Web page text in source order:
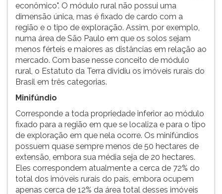
menu
principal
pressione
tecla
depois
Pressione
para
ouvir
essa
instrução
novamente.
econômico". O módulo rural não possui uma
dimensão única, mas é fixado de cardo com a
região e o tipo de exploração. Assim, por exemplo,
numa área de São Paulo em que os solos sejam
menos férteis e maiores as distâncias em relação ao
mercado. Com base nesse conceito de módulo
rural, o Estatuto da Terra dividiu os imóveis rurais do
Brasil em três categorias.
Minifúndio
Corresponde a toda propriedade inferior ao módulo
fixado para a região em que se localiza e para o tipo
de exploração em que nela ocorre. Os minifúndios
possuem quase sempre menos de 50 hectares de
extensão, embora sua média seja de 20 hectares.
Eles correspondem atualmente a cerca de 72% do
total dos imóveis rurais do país, embora ocupem
apenas cerca de 12% da área total desses imóveis